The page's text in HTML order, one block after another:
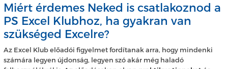
Miért érdemes Neked is csatlakoznod a
PS Excel Klubhoz, ha gyakran van
szükséged Excelre?
Az Excel Klub előadói figyelmet fordítanak arra, hogy mindenki
számára legyen újdonság, legyen szó akár még haladó